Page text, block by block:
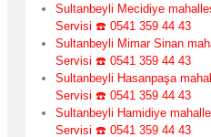
Sultanbeyli Mecidiye
Servisi ☎️ 0541 359 44 43
Sultanbeyli Mimar Sinan
Servisi ☎️ 0541 359 44 43
Sultanbeyli Hasanpaşa
Servisi ☎️ 0541 359 44 43
Sultanbeyli Hamidiye
Servisi ☎️ 0541 359 44 43